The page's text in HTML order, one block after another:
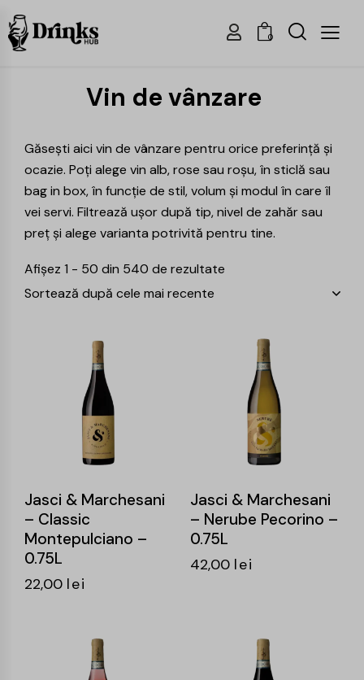
0
Vin de vânzare
Găsești aici vin de vânzare pentru orice preferință și
ocazie. Poți alege vin alb, rose sau roșu, în sticlă sau
bag in box, în funcție de stil, volum și modul în care îl
vei servi. Filtrează ușor după tip, nivel de zahăr sau
preț și alege varianta potrivită pentru tine.
Afișez 1 - 50 din 540 de rezultate
Jasci & Marchesani
– Classic
Montepulciano –
0.75L
22,00 lei
Jasci & Marchesani
– Nerube Pecorino –
0.75L
42,00 lei